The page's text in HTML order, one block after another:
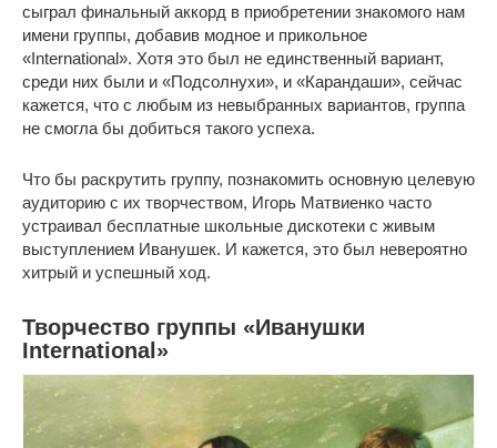
сыграл финальный аккорд в приобретении знакомого нам
имени группы, добавив модное и прикольное
«International». Хотя это был не единственный вариант,
среди них были и «Подсолнухи», и «Карандаши», сейчас
кажется, что с любым из невыбранных вариантов, группа
не смогла бы добиться такого успеха.
Что бы раскрутить группу, познакомить основную целевую
аудиторию с их творчеством, Игорь Матвиенко часто
устраивал бесплатные школьные дискотеки с живым
выступлением Иванушек. И кажется, это был невероятно
хитрый и успешный ход.
Творчество группы «Иванушки
International»